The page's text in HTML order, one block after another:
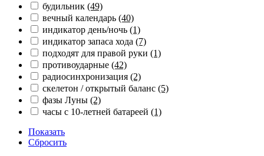
будильник (49)
вечный календарь (40)
индикатор день/ночь (1)
индикатор запаса хода (7)
подходят для правой руки (1)
противоударные (42)
радиосинхронизация (2)
скелетон / открытый баланс (5)
фазы Луны (2)
часы с 10-летней батареей (1)
Показать
Сбросить